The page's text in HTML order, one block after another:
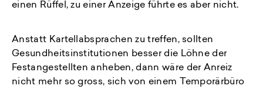
einen Rüffel, zu einer Anzeige führte es aber nicht.
Anstatt Kartellabsprachen zu treffen, sollten
Gesundheitsinstitutionen besser die Löhne der
Festangestellten anheben, dann wäre der Anreiz
nicht mehr so gross, sich von einem Temporärbüro